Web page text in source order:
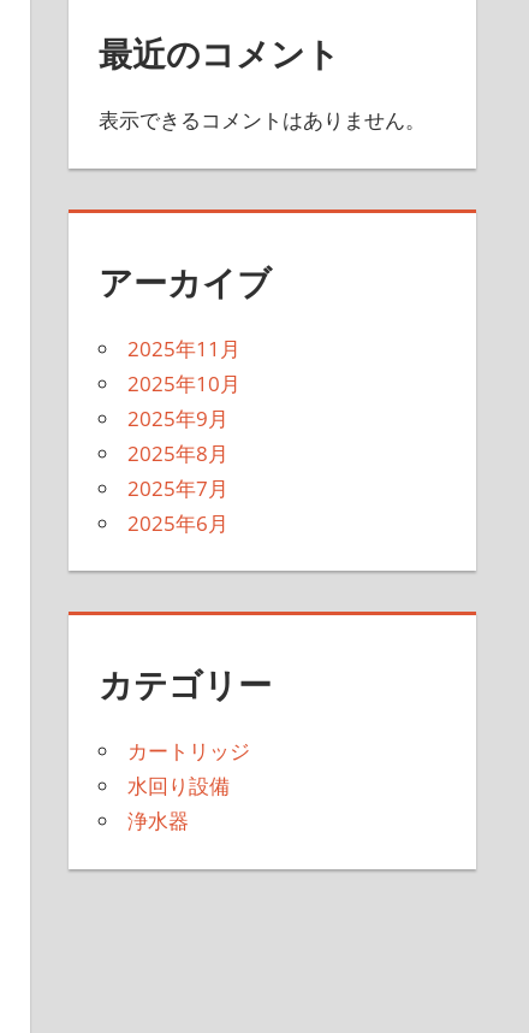
最近のコメント
表示できるコメントはありません。
アーカイブ
2025年11月
2025年10月
2025年9月
2025年8月
2025年7月
2025年6月
カテゴリー
カートリッジ
水回り設備
浄水器